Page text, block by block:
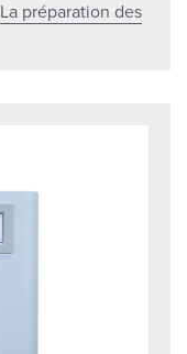
La préparation des